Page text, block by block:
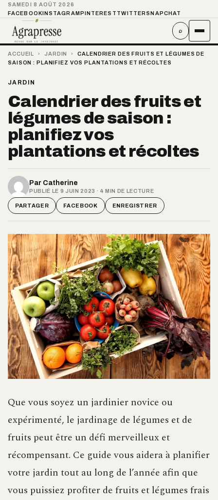
SAMEDI 8 AOÛT 2026
FACEBOOKINSTAGRAMPINTEREST TWITTER SNAPCHAT
⌕
ACCUEIL › JARDIN ›
CALENDRIER DES FRUITS ET LÉGUMES DE
SAISON : PLANIFIEZ VOS PLANTATIONS ET RÉCOLTES
JARDIN
Calendrier des fruits et
légumes de saison :
planifiez vos
plantations et récoltes
Par Catherine
PUBLIÉ LE 9 JUIN 2023 · 4 MIN DE LECTURE
PARTAGER FACEBOOK ENREGISTRER
Que vous soyez un jardinier novice ou
expérimenté, le jardinage de légumes et de
fruits peut être un défi merveilleux et
récompensant. Ce guide vous aidera à planifier
votre jardin tout au long de l’année afin que
vous puissiez profiter de fruits et légumes frais